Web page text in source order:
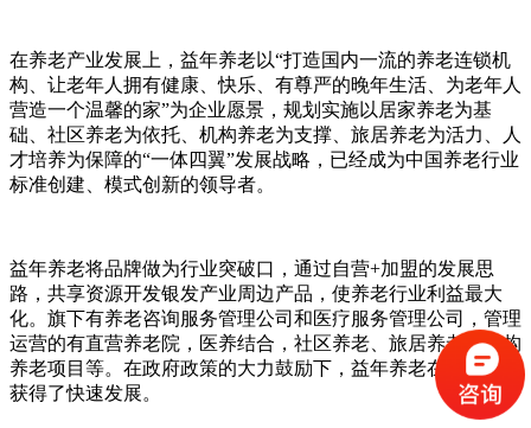
在养老产业发展上，益年养老以“打造国内一流的养老连锁机
构、让老年人拥有健康、快乐、有尊严的晚年生活、为老年人
营造一个温馨的家”为企业愿景，规划实施以居家养老为基
础、社区养老为依托、机构养老为支撑、旅居养老为活力、人
才培养为保障的“一体四翼”发展战略，已经成为中国养老行业
标准创建、模式创新的领导者。
益年养老将品牌做为行业突破口，通过自营+加盟的发展思
路，共享资源开发银发产业周边产品，使养老行业利益最大
化。旗下有养老咨询服务管理公司和医疗服务管理公司，管理
运营的有直营养老院，医养结合，社区养老、旅居养老、机构
养老项目等。在政府政策的大力鼓励下，益年养老在养老行业
获得了快速发展。